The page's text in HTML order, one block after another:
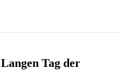
Tag der